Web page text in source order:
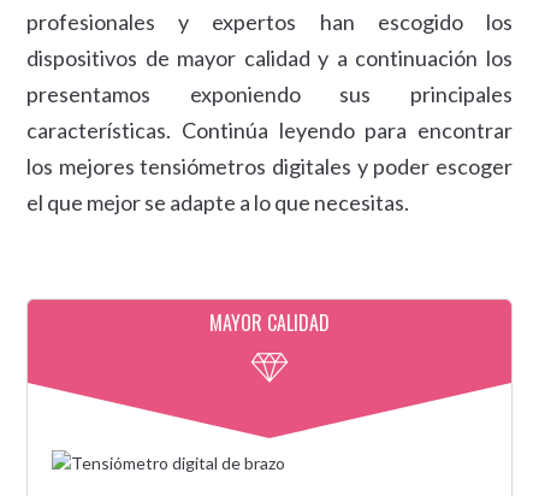
profesionales y expertos han escogido los
dispositivos de mayor calidad y a continuación los
presentamos exponiendo sus principales
características. Continúa leyendo para encontrar
los mejores tensiómetros digitales y poder escoger
el que mejor se adapte a lo que necesitas.
MAYOR CALIDAD